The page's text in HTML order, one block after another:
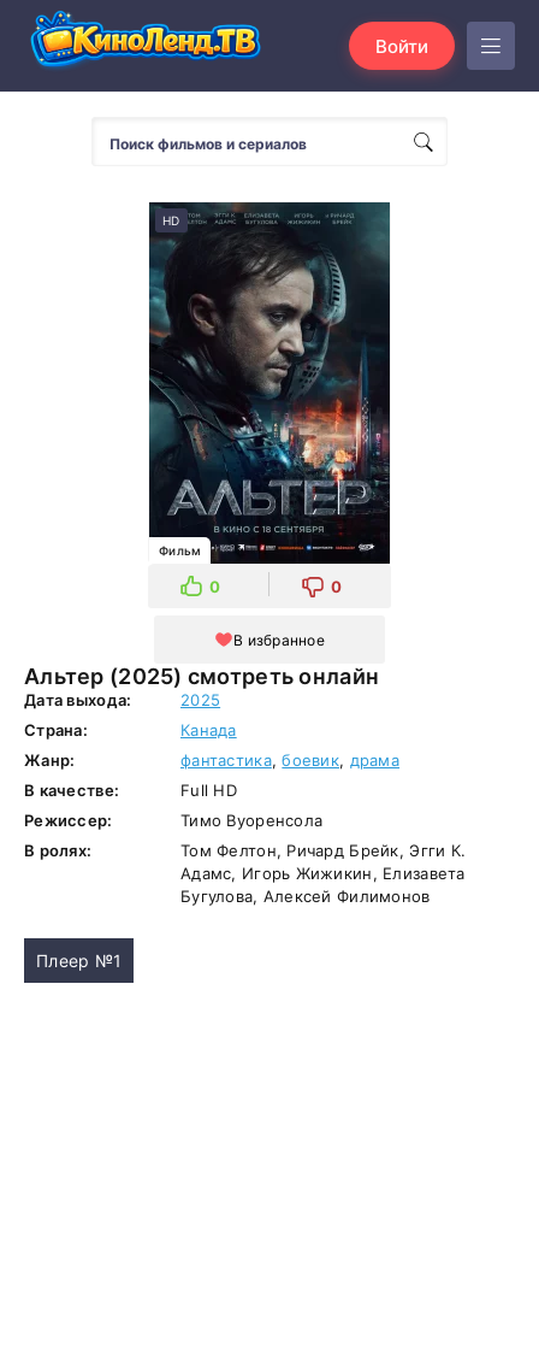
Войти
Альтер (2025) смотреть онлайн
HD
Фильм
0 0
В избранное
Дата выхода:
2025
Страна:
Канада
Жанр:
фантастика,боевик, драма
В качестве:
Full HD
Режиссер:
Тимо Вуоренсола
В ролях:
Том Фелтон, Ричард Брейк, Эгги К.
Адамс, Игорь Жижикин, Елизавета
Бугулова, Алексей Филимонов
Плеер №1